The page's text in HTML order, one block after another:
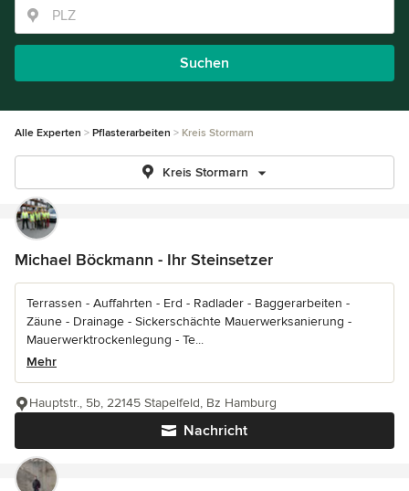
Suchen
Alle Experten Pflasterarbeiten Kreis Stormarn
Kreis Stormarn
Michael Böckmann - Ihr Steinsetzer
Terrassen - Auffahrten - Erd - Radlader - Baggerarbeiten -
Zäune - Drainage - Sickerschächte Mauerwerksanierung -
Mauerwerktrockenlegung - Te...
Mehr
Nachricht
Hauptstr., 5b, 22145 Stapelfeld, Bz Hamburg